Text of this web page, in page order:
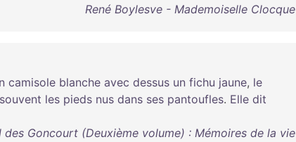
René Boylesve - Mademoiselle Clocque
camisole blanche avec dessus un fichu jaune, le
souvent les pieds nus dans ses pantoufles. Elle dit
Goncourt (Deuxième volume) : Mémoires de la vie